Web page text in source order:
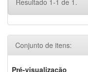
Resultado 1-1 de 1.
Conjunto de itens:
Pré-visualização